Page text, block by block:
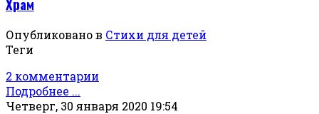
Храм
Опубликовано в Стихи для детей
Теги
2 комментарии
Подробнее ...
Четверг, 30 января 2020 19:54